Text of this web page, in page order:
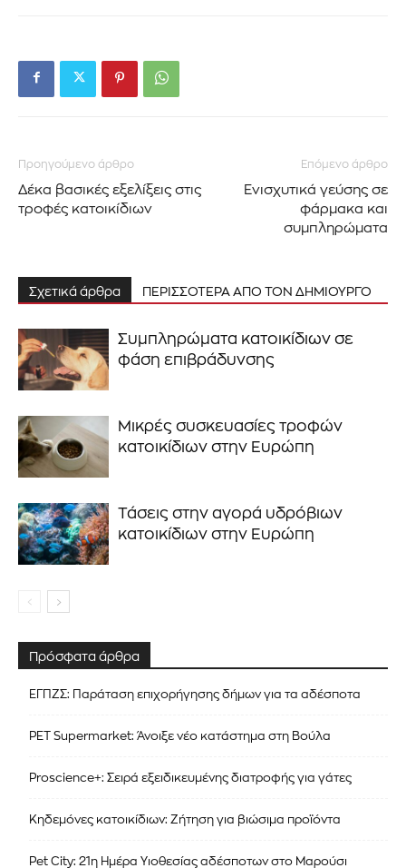
Προηγούμενο άρθρο
Δέκα βασικές εξελίξεις στις
τροφές κατοικίδιων
Επόμενο άρθρο
Ενισχυτικά γεύσης σε
φάρμακα και
συμπληρώματα
Σχετικά άρθρα ΠΕΡΙΣΣΟΤΕΡΑ ΑΠΟ ΤΟΝ ΔΗΜΙΟΥΡΓΟ
Συμπληρώματα κατοικίδιων σε
φάση επιβράδυνσης
Μικρές συσκευασίες τροφών
κατοικίδιων στην Ευρώπη
Τάσεις στην αγορά υδρόβιων
κατοικίδιων στην Ευρώπη
Πρόσφατα άρθρα
ΕΓΠΖΣ: Παράταση επιχορήγησης δήμων για τα αδέσποτα
PET Supermarket: Άνοιξε νέο κατάστημα στη Βούλα
Proscience+: Σειρά εξειδικευμένης διατροφής για γάτες
Κηδεμόνες κατοικίδιων: Ζήτηση για βιώσιμα προϊόντα
Pet City: 21η Ημέρα Υιοθεσίας αδέσποτων στο Μαρούσι